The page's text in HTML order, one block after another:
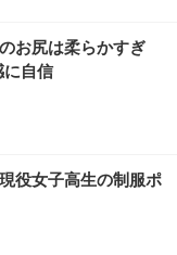
(ホワイト)
クチェア 肘なし メ
付き 腰サポート ガ
スター付き コンパク
】GRAPHT THE S
Essential ゲーミン
FHD 量子ドット 残
超厚型 お徳用 レギ
限定】
お尻は柔らかすぎ
自信
役女子高生の制服ポ